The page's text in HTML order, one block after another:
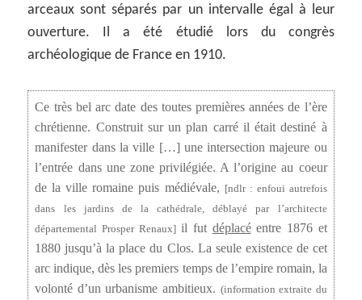
arceaux sont séparés par un intervalle égal à leur
ouverture. Il a été étudié lors du congrès
archéologique de France en 1910.
Ce très bel arc date des toutes premières années de l’ère
chrétienne. Construit sur un plan carré il était destiné à
manifester dans la ville […] une intersection majeure ou
l’entrée dans une zone privilégiée. A l’origine au coeur
de la ville romaine puis médiévale, [ndlr : enfoui autrefois
dans les jardins de la cathédrale, déblayé par l’architecte
départemental Prosper Renaux]il fut déplacéentre 1876 et
1880 jusqu’à la place du Clos. La seule existence de cet
arc indique, dès les premiers temps de l’empire romain, la
volonté d’un urbanisme ambitieux. (information extraite du